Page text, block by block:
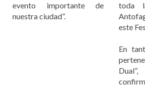
evento importante de
nuestra ciudad”.
toda
este
En